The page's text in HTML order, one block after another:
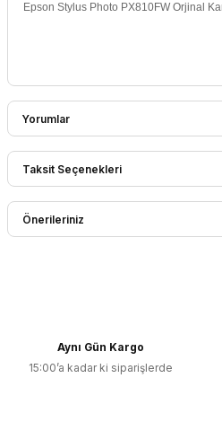
Epson Stylus Photo PX810FW Orjinal
Yorumlar
Bu ürüne ilk
Taksit Seçenekleri
Önerileriniz
Ürün resmi kalitesiz, bozuk veya
Aynı Gün Kargo
15:00’a kadar ki siparişlerde